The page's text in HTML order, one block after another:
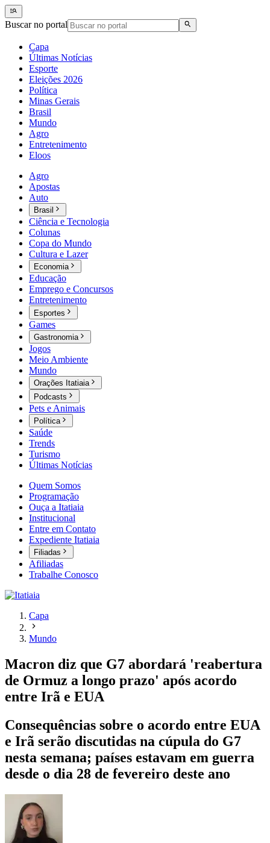
Buscar no portal
Capa
Últimas Notícias
Esporte
Eleições 2026
Política
Minas Gerais
Brasil
Mundo
Agro
Entretenimento
Eloos
Agro
Apostas
Auto
Brasil
Ciência e Tecnologia
Colunas
Copa do Mundo
Cultura e Lazer
Economia
Educação
Emprego e Concursos
Entretenimento
Esportes
Games
Gastronomia
Jogos
Meio Ambiente
Mundo
Orações Itatiaia
Podcasts
Pets e Animais
Política
Saúde
Trends
Turismo
Últimas Notícias
Quem Somos
Programação
Ouça a Itatiaia
Institucional
Entre em Contato
Expediente Itatiaia
Filiadas
Afiliadas
Trabalhe Conosco
Capa
Mundo
Macron diz que G7 abordará 'reabertura
de Ormuz a longo prazo' após acordo
entre Irã e EUA
Consequências sobre o acordo entre EUA
e Irã serão discutidas na cúpula do G7
nesta semana; países estavam em guerra
desde o dia 28 de fevereiro deste ano